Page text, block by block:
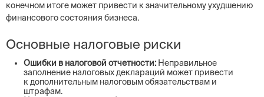
конечном итоге может привести к значительному ухудшению
финансового состояния бизнеса.
Основные налоговые риски
Ошибки в налоговой отчетности: Неправильное
заполнение налоговых деклараций может привести
к дополнительным налоговым обязательствам и
штрафам.